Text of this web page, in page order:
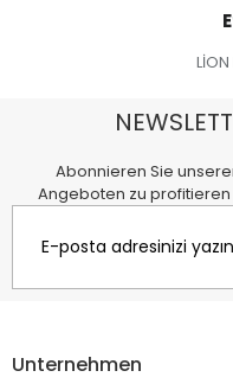
Abonnieren Sie
Angeboten zu
Unternehmen